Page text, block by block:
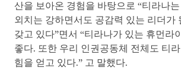
산을 보아온 경험을 바탕으로 “티라나
외치는 강하면서도 공감력 있는 리더가
갖고 있다”면서 “티라나가 있는 휴먼라
좋다. 또한 우리 인권공동체 전체도 티
힘을 얻고 있다.” 고 말했다.